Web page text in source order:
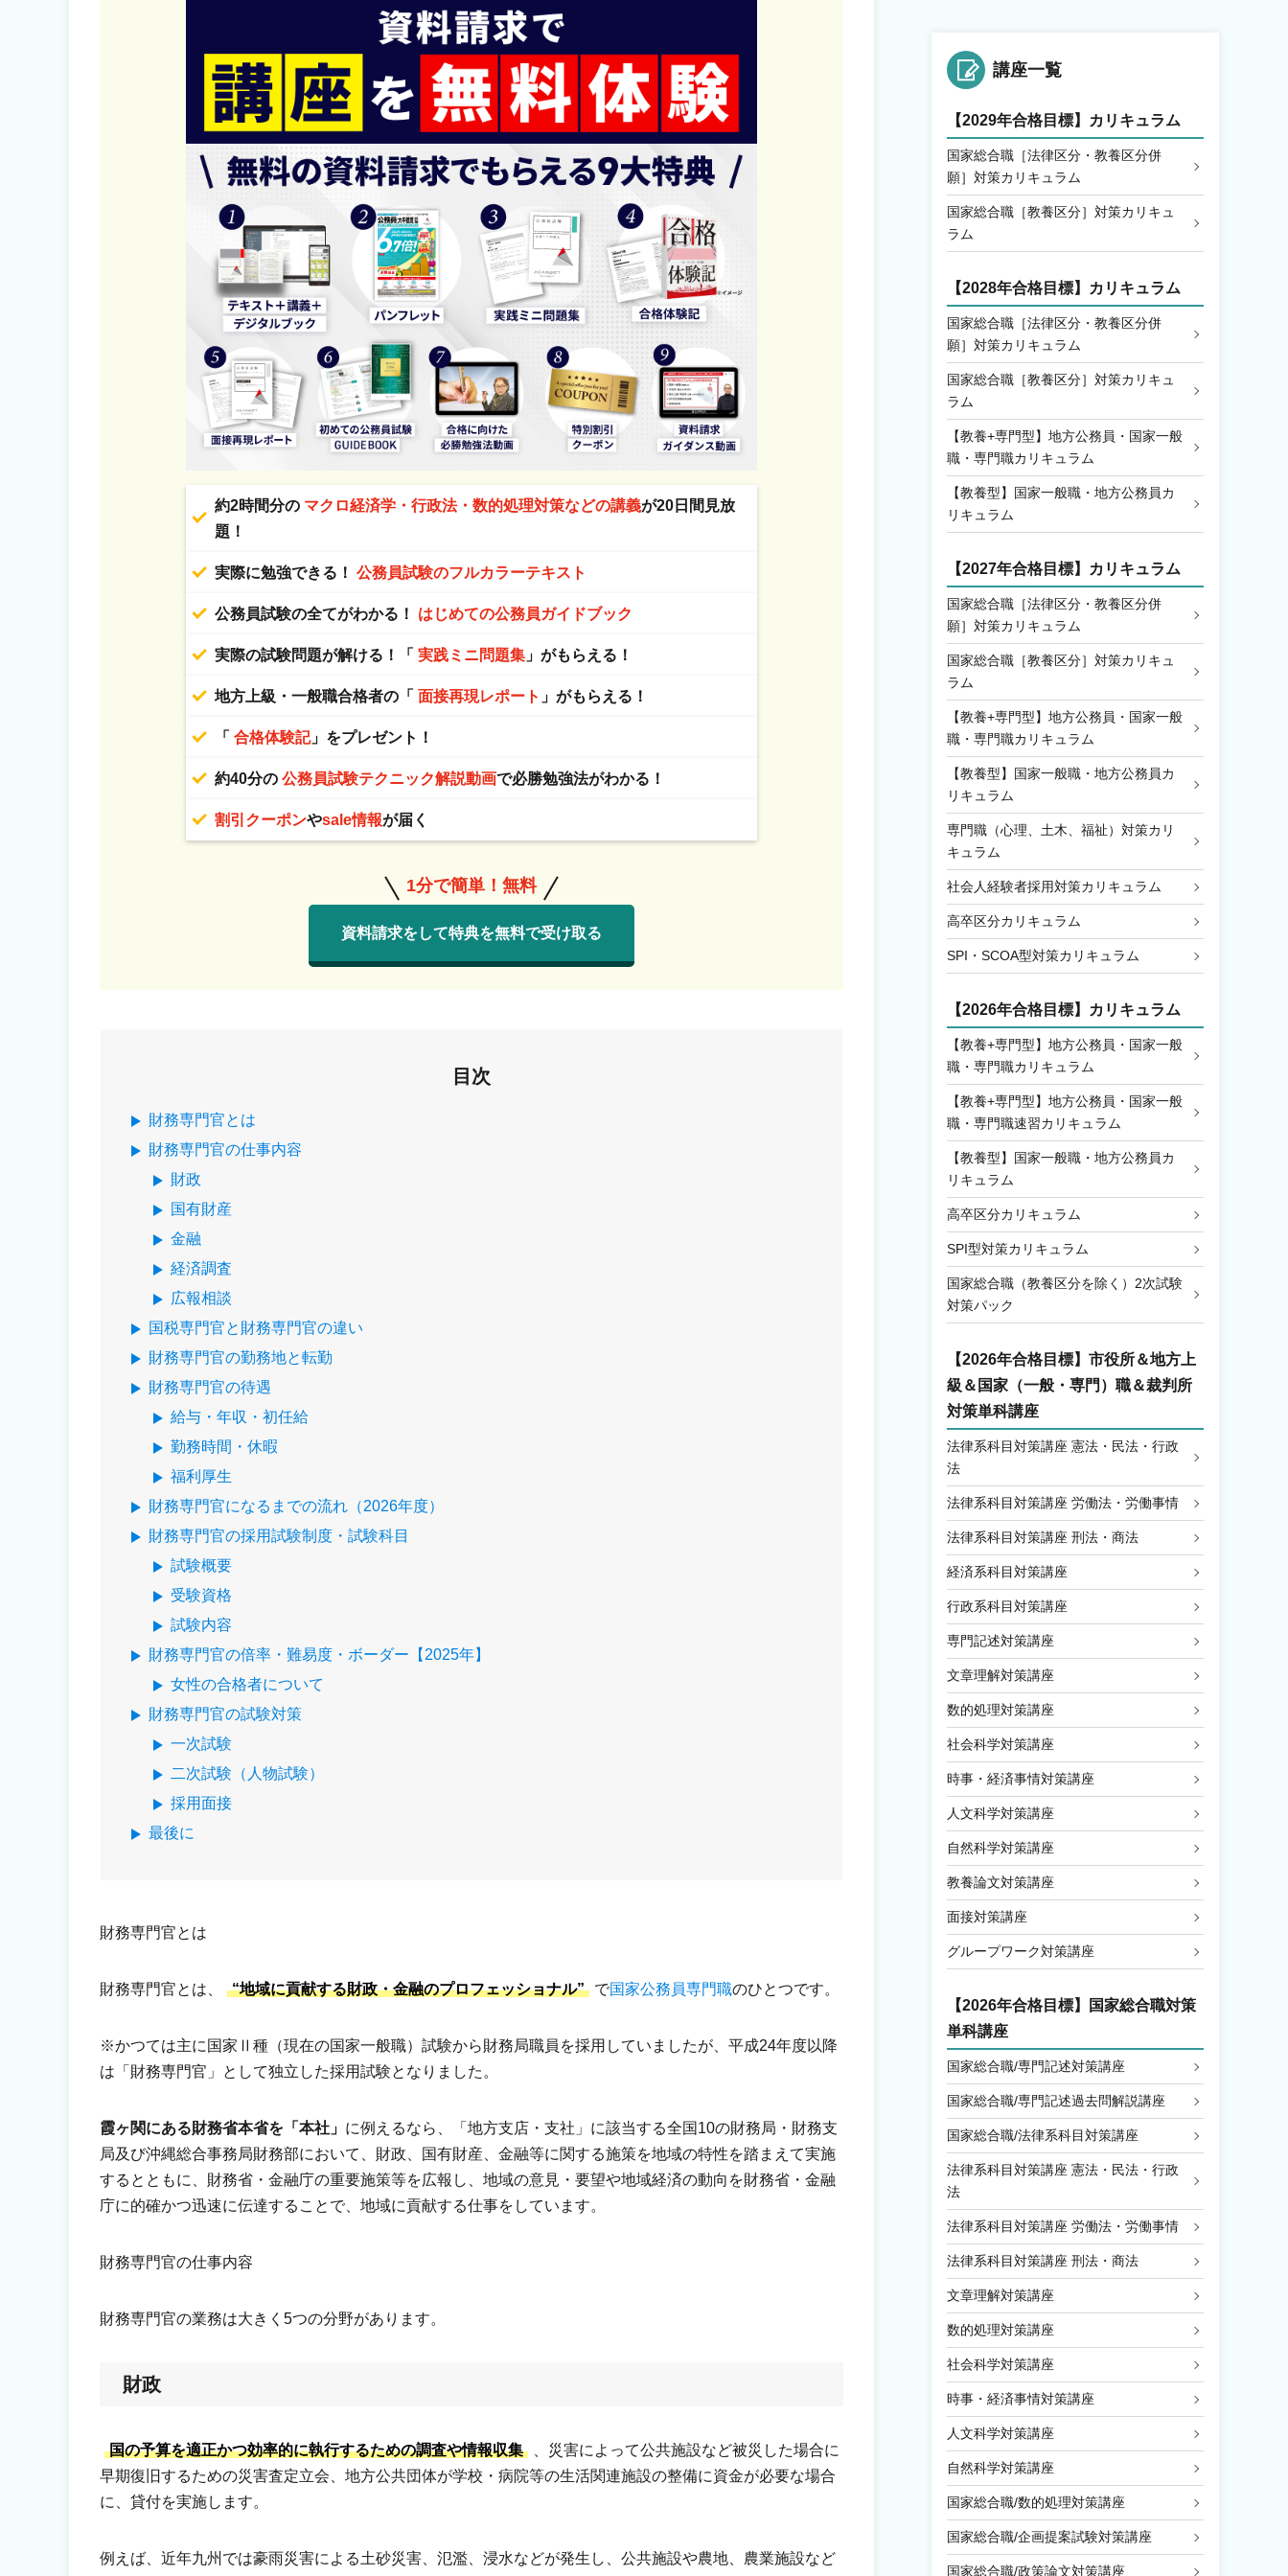
約2時間分の マクロ経済学・行政法・数的処理対策などの講義が20日間見放
題！
実際に勉強できる！公務員試験のフルカラーテキスト
公務員試験の全てがわかる！ はじめての公務員ガイドブック
実際の試験問題が解ける！「実践ミニ問題集 」がもらえる！
地方上級・一般職合格者の「面接再現レポート 」がもらえる！
「合格体験記」をプレゼント！
約40分の公務員試験テクニック解説動画で必勝勉強法がわかる！
割引クーポンやsale情報が届く
1分で簡単！無料
資料請求をして特典を無料で受け取る
目次
財務専門官とは
財務専門官の仕事内容
財政
国有財産
金融
経済調査
広報相談
国税専門官と財務専門官の違い
財務専門官の勤務地と転勤
財務専門官の待遇
給与・年収・初任給
勤務時間・休暇
福利厚生
財務専門官になるまでの流れ（2026年度）
財務専門官の採用試験制度・試験科目
試験概要
受験資格
試験内容
財務専門官の倍率・難易度・ボーダー【2025年】
女性の合格者について
財務専門官の試験対策
一次試験
二次試験（人物試験）
採用面接
最後に
財務専門官とは
財務専門官とは、 “地域に貢献する財政・金融のプロフェッショナル” で国家公務員専門職のひとつです。
※かつては主に国家Ⅱ種（現在の国家一般職）試験から財務局職員を採用していましたが、平成24年度以降
は「財務専門官」として独立した採用試験となりました。
霞ヶ関にある財務省本省を「本社」 に例えるなら、「地方支店・支社」に該当する全国10の財務局・財務支
局及び沖縄総合事務局財務部において、財政、国有財産、金融等に関する施策を地域の特性を踏まえて実施
するとともに、財務省・金融庁の重要施策等を広報し、地域の意見・要望や地域経済の動向を財務省・金融
庁に的確かつ迅速に伝達することで、地域に貢献する仕事をしています。
財務専門官の仕事内容
財務専門官の業務は大きく5つの分野があります。
財政
国の予算を適正かつ効率的に執行するための調査や情報収集
、災害によって公共施設など被災した場合に
早期復旧するための災害査定立会、地方公共団体が学校・病院等の生活関連施設の整備に資金が必要な場合
に、貸付を実施します。
例えば、近年九州では豪雨災害による土砂災害、氾濫、浸水などが発生し、公共施設や農地、農業施設など
講座一覧
【2029年合格目標】カリキュラム
国家総合職［法律区分・教養区分併
願］対策カリキュラム
国家総合職［教養区分］対策カリキュ
ラム
【2028年合格目標】カリキュラム
国家総合職［法律区分・教養区分併
願］対策カリキュラム
国家総合職［教養区分］対策カリキュ
ラム
【教養+専門型】地方公務員・国家一般
職・専門職カリキュラム
【教養型】国家一般職・地方公務員カ
リキュラム
【2027年合格目標】カリキュラム
国家総合職［法律区分・教養区分併
願］対策カリキュラム
国家総合職［教養区分］対策カリキュ
ラム
【教養+専門型】地方公務員・国家一般
職・専門職カリキュラム
【教養型】国家一般職・地方公務員カ
リキュラム
専門職（心理、土木、福祉）対策カリ
キュラム
社会人経験者採用対策カリキュラム
高卒区分カリキュラム
SPI・SCOA型対策カリキュラム
【2026年合格目標】カリキュラム
【教養+専門型】地方公務員・国家一般
職・専門職カリキュラム
【教養+専門型】地方公務員・国家一般
職・専門職速習カリキュラム
【教養型】国家一般職・地方公務員カ
リキュラム
高卒区分カリキュラム
SPI型対策カリキュラム
国家総合職（教養区分を除く）2次試験
対策パック
【2026年合格目標】 市役所＆地方上
級＆国家（一般・専門）職＆裁判所
対策単科講座
法律系科目対策講座 憲法・民法・行政
法
法律系科目対策講座 労働法・労働事情
法律系科目対策講座 刑法・商法
経済系科目対策講座
行政系科目対策講座
専門記述対策講座
文章理解対策講座
数的処理対策講座
社会科学対策講座
時事・経済事情対策講座
人文科学対策講座
自然科学対策講座
教養論文対策講座
面接対策講座
グループワーク対策講座
【2026年合格目標】国家総合職対策
単科講座
国家総合職/専門記述対策講座
国家総合職/専門記述過去問解説講座
国家総合職/法律系科目対策講座
法律系科目対策講座 憲法・民法・行政
法
法律系科目対策講座 労働法・労働事情
法律系科目対策講座 刑法・商法
文章理解対策講座
数的処理対策講座
社会科学対策講座
時事・経済事情対策講座
人文科学対策講座
自然科学対策講座
国家総合職/数的処理対策講座
国家総合職/企画提案試験対策講座
国家総合職/政策論文対策講座